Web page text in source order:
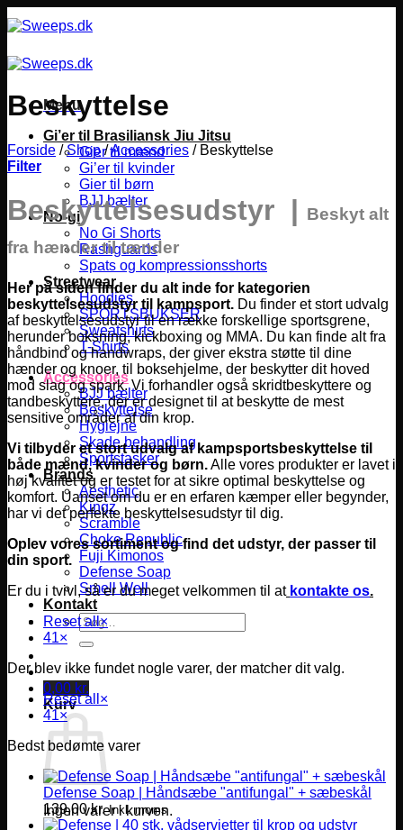
til
Menu
Gi’er til Brasiliansk Jiu Jitsu
Gier til mænd
Gi’er til kvinder
Gier til børn
BJJ bælter
No-gi
No Gi Shorts
Rashguards
Spats og kompressionsshorts
Streetwear
Hoodies
SPORTSBUKSER
Sweatshirts
T-Shirts
Accessories
BJJ bælter
Beskyttelse
Hygiejne
Skade behandling
Sportstasker
Brands
Aesthetic
Kingz
Scramble
Choke Republic
Fuji Kimonos
Defense Soap
Smell Well
Kontakt
Søg
efter:
0,00 kr.
Kurv
Ingen varer i kurven.
Beskyttelse
Forside / Shop /Accessories /Beskyttelse
Filter
Beskyttelsesudstyr | Beskyt alt
fra hænder til tænder
Her på siden finder du alt inde for kategorien
beskyttelsesudstyr til kampsport. Du finder et stort udvalg
af beskyttelsesudstyr til en række forskellige sportsgrene,
herunder boksning, kickboxing og MMA. Du kan finde alt fra
håndbind og handwraps, der giver ekstra støtte til dine
hænder og knoer, til boksehjelme, der beskytter dit hoved
mod slag og spark. Vi forhandler også skridtbeskyttere og
tandbeskyttere, der er designet til at beskytte de mest
sensitive områder af din krop.
Vi tilbyder et stort udvalg af kampsportsbeskyttelse til
både mænd, kvinder og børn.Alle vores produkter er lavet i
høj kvalitet og er testet for at sikre optimal beskyttelse og
komfort. Uanset om du er en erfaren kæmper eller begynder,
har vi det perfekte beskyttelsesudstyr til dig.
Oplev vores sortiment og find det udstyr, der passer til
din sport.
Er du i tvivl, så er du meget velkommen til at kontakte os.
Reset all×
41×
Der blev ikke fundet nogle varer, der matcher dit valg.
Reset all ×
41×
Bedst bedømte varer
Defense Soap | Håndsæbe "antifungal" + sæbeskål
139,00kr. Inkl. moms